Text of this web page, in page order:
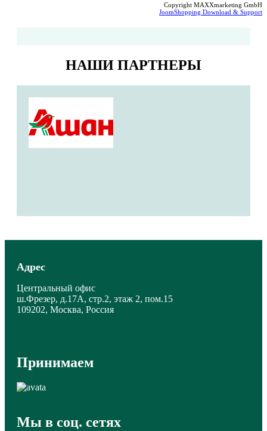
Copyright MAXXmarketing GmbH
JoomShopping Download & Support
НАШИ ПАРТНЕРЫ
Адрес
Центральный офис
ш.Фрезер, д.17А, стр.2, этаж 2, пом.15
109202, Москва, Россия
Принимаем
Мы в соц. сетях